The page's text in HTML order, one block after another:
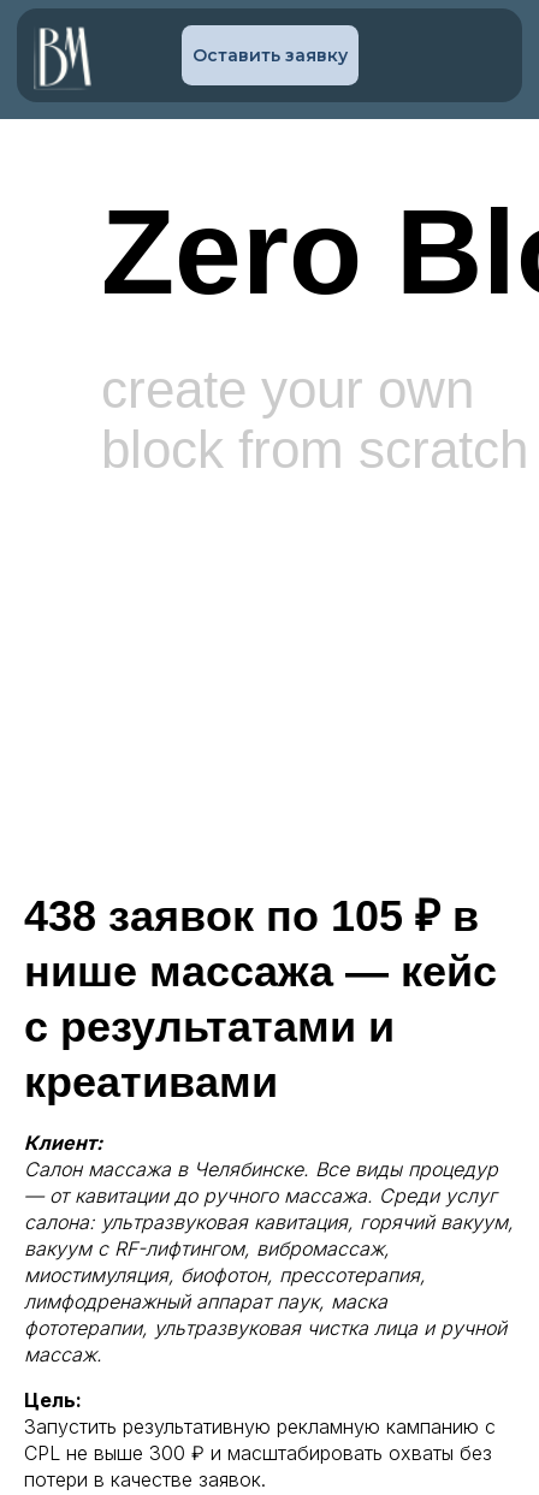
Оставить заявку
Zero
create your own
block from scratch
438 заявок по 105 ₽ в
нише массажа — кейс
с результатами и
креативами
Клиент:
Салон массажа в Челябинске. Все виды процедур
— от кавитации до ручного массажа. Среди услуг
салона: ультразвуковая кавитация, горячий вакуум,
вакуум с RF-лифтингом, вибромассаж,
миостимуляция, биофотон, прессотерапия,
лимфодренажный аппарат паук, маска
фототерапии, ультразвуковая чистка лица и ручной
массаж.
Цель:
Запустить результативную рекламную кампанию с
CPL не выше 300 ₽ и масштабировать охваты без
потери в качестве заявок.